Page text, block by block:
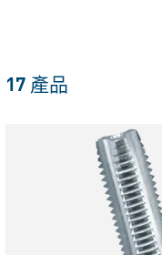
17 產品